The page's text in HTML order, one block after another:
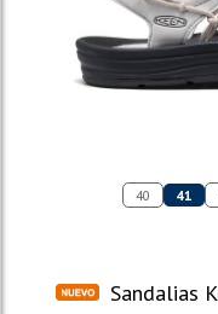
40 41
Sandalias